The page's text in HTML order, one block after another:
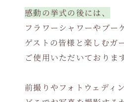
感動の挙式の後には、
フラワーシャワーやブー
ゲストの皆様と楽しむガ
ご使用いただいております
前撮りやフォトウェディ